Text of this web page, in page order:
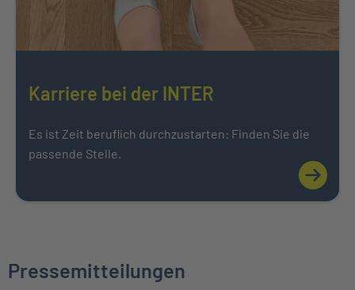
Karriere bei der INTER
Es ist Zeit beruflich durchzustarten: Finden Sie die
passende Stelle.
Mehr
Pressemitteilungen